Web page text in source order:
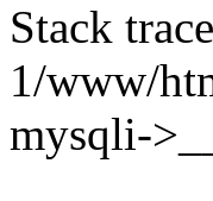
Stack
1/www/
mysqli-